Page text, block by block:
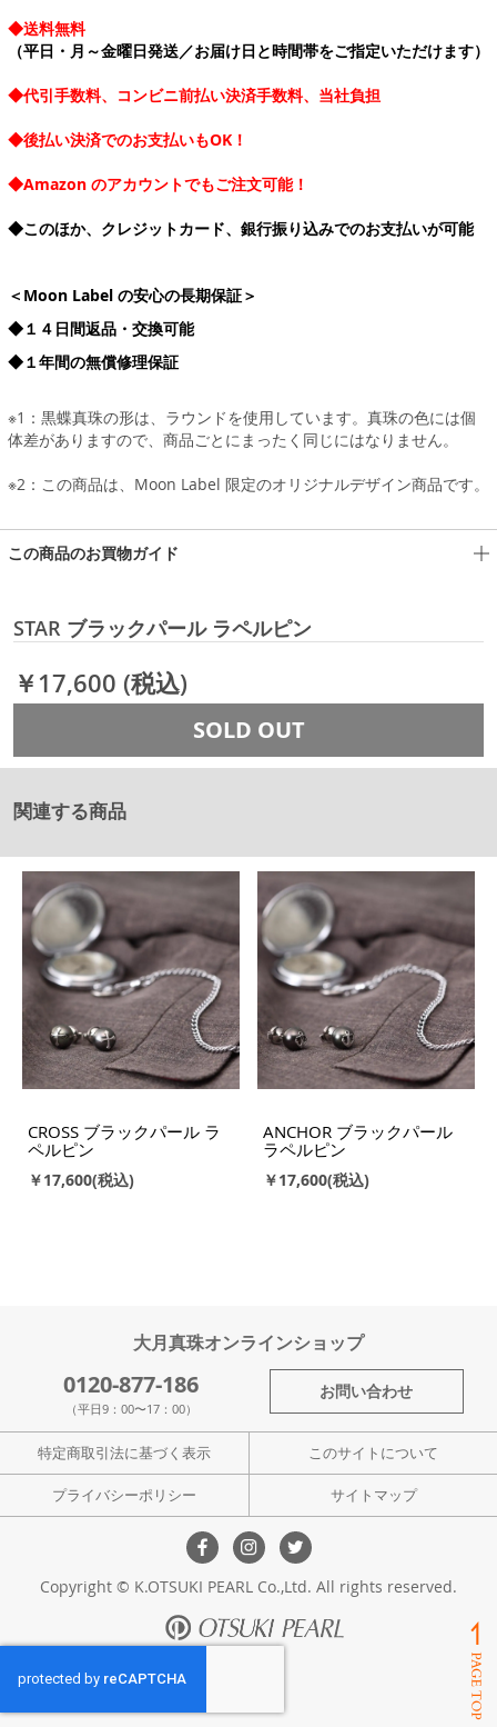
◆送料無料
（平日・月～金曜日発送／お届け日と時間帯をご指定いただけます）
◆代引手数料、コンビニ前払い決済手数料、当社負担
◆後払い決済でのお支払いもOK！
◆Amazon のアカウントでもご注文可能！
◆このほか、クレジットカード、銀行振り込みでのお支払いが可能
＜Moon Label の安心の長期保証＞
◆１４日間返品・交換可能
◆１年間の無償修理保証
※1：黒蝶真珠の形は、ラウンドを使用しています。真珠の色には個
体差がありますので、商品ごとにまったく同じにはなりません。
※2：この商品は、Moon Label 限定のオリジナルデザイン商品です。
この商品のお買物ガイド
STAR ブラックパール ラペルピン
￥17,600 (税込)
SOLD OUT
関連する商品
CROSS ブラックパール ラ
ペルピン
￥17,600
ANCHOR ブラックパール
ラペルピン
￥17,600
大月真珠オンラインショップ
0120-877-186
（平日9：00〜17：00）
お問い合わせ
特定商取引法に基づく表示 このサイトについて
プライバシーポリシー サイトマップ
Copyright © K.OTSUKI PEARL Co.,Ltd. All rights reserved.